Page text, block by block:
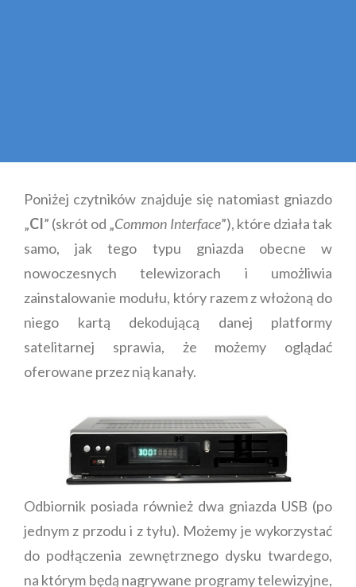
Poniżej czytników znajduje się natomiast gniazdo
„CI” (skrót od „Common Interface”), które działa tak
samo, jak tego typu gniazda obecne w
nowoczesnych telewizorach i umożliwia
zainstalowanie modułu, który razem z włożoną do
niego kartą dekodującą danej platformy
satelitarnej sprawia, że możemy oglądać
oferowane przez nią kanały.
Odbiornik posiada również dwa gniazda USB (po
jednym z przodu i z tyłu). Możemy je wykorzystać
do podłączenia zewnętrznego dysku twardego,
na którym będą nagrywane programy telewizyjne,